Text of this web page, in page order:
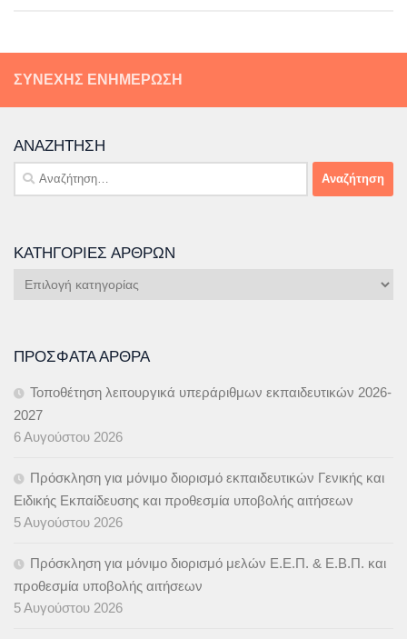
ΣΥΝΕΧΉΣ ΕΝΗΜΈΡΩΣΗ
ΑΝΑΖΉΤΗΣΗ
Αναζήτηση
για:
ΚΑΤΗΓΟΡΊΕΣ ΆΡΘΡΩΝ
Κατηγορίες
ΠΡΌΣΦΑΤΑ ΆΡΘΡΑ
Τοποθέτηση λειτουργικά υπεράριθμων εκπαιδευτικών 2026-
2027
6 Αυγούστου 2026
Πρόσκληση για μόνιμο διορισμό εκπαιδευτικών Γενικής και
Ειδικής Εκπαίδευσης και προθεσμία υποβολής αιτήσεων
5 Αυγούστου 2026
Πρόσκληση για μόνιμο διορισμό μελών Ε.Ε.Π. & Ε.Β.Π. και
προθεσμία υποβολής αιτήσεων
5 Αυγούστου 2026